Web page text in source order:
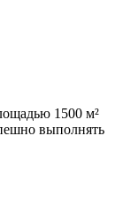
1500 м²
выполнять